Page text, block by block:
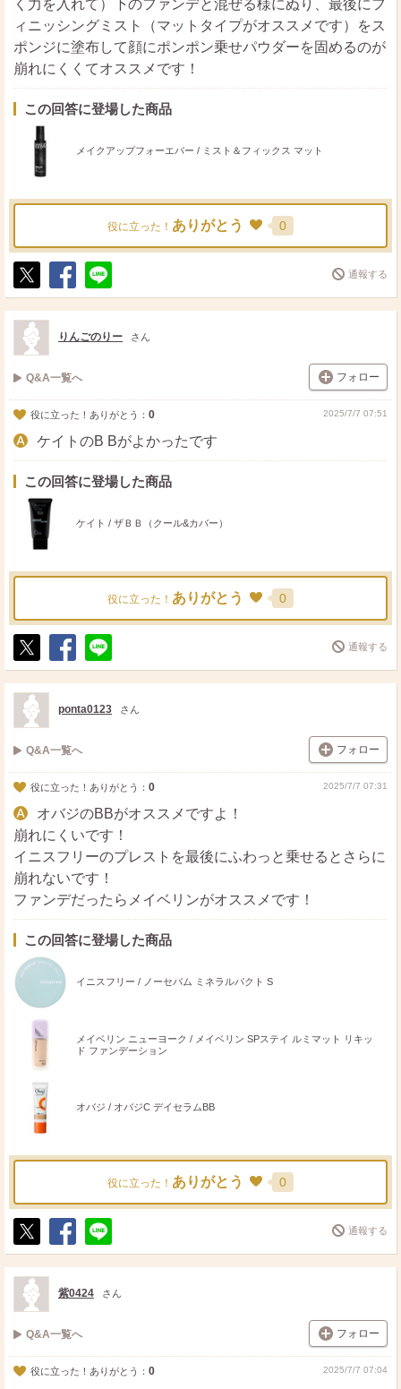
く力を入れて）下のファンデと混ぜる様にぬり、最後にフ
ィニッシングミスト（マットタイプがオススメです）をス
ポンジに塗布して顔にポンポン乗せパウダーを固めるのが
崩れにくくてオススメです！
この回答に登場した商品
メイクアップフォーエバー / ミスト＆フィックス マット
役に立った！ ありがとう 0
ポ
ス
ト
シ
ェ
送
る
通報する
りんごのりー さん
Q&A一覧へ フォロー
役に立った！ありがとう： 0 2025/7/7 07:51
ケイトのB Bがよかったです
この回答に登場した商品
ケイト / ザＢＢ（クール&カバー）
役に立った！ ありがとう 0
ポ
ス
ト
シ
ェ
送
る
通報する
ponta0123 さん
Q&A一覧へ フォロー
役に立った！ありがとう： 0 2025/7/7 07:31
オバジのBBがオススメですよ！
崩れにくいです！
イニスフリーのプレストを最後にふわっと乗せるとさらに
崩れないです！
ファンデだったらメイベリンがオススメです！
この回答に登場した商品
イニスフリー / ノーセバム ミネラルパクト S
メイベリン ニューヨーク / メイベリン SPステイ ルミマット リキッ
ド ファンデーション
オバジ / オバジC デイセラムBB
役に立った！ ありがとう 0
ポ
ス
ト
シ
ェ
送
る
通報する
紫0424 さん
Q&A一覧へ フォロー
役に立った！ありがとう： 0 2025/7/7 07:04